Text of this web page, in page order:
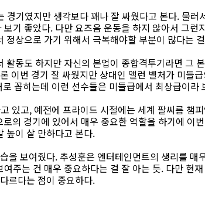
기였지만 생각보다 꽤나 잘 싸웠다고 본다. 물러
기 좋았다. 다만 요즈음 운동을 하지 않아서 그런
상으로 가기 위해서 극복해야할 부분이 많다는
동도 하지만 자신의 본업이 종합격투기라면 그
이번 경기 잘 싸웠지만 상대인 앨런 벨처가 미들
꼽히는데 이런 선수들은 미들급에서 최상급이라
있고, 예전에 프라이드 시절에는 세계 팔씨름 챔
의 경기에 있어서 매우 중요한 역할을 하기에 이
높이 살 만하다고 본다.
을 보여줬다. 추성훈은 엔터테인먼트의 생리를 매
주는 건 매우 중요하다는 걸 잘 아는 듯. 다만 현
르다는 점이 중요하다.